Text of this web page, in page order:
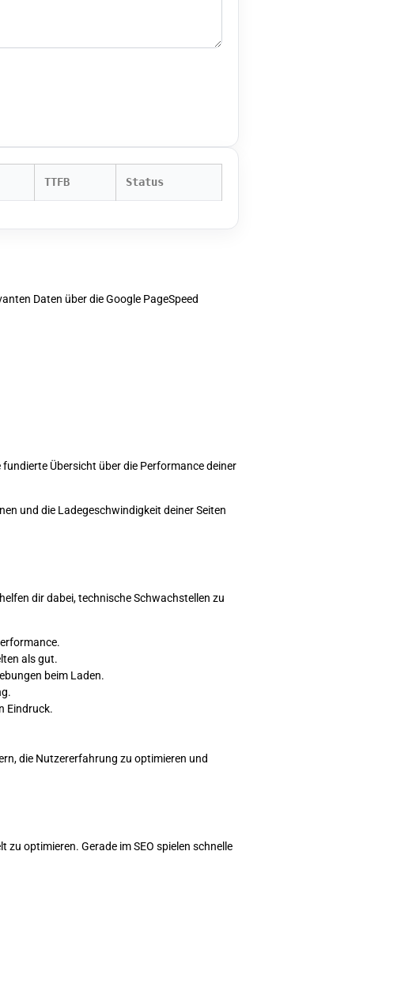
TTFB Status
Daten über die Google PageSpeed
Übersicht über die Performance deiner
und die Ladegeschwindigkeit deiner Seiten
dir dabei, technische Schwachstellen zu
als gut.
beim Laden.
Eindruck.
die Nutzererfahrung zu optimieren und
optimieren. Gerade im SEO spielen schnelle